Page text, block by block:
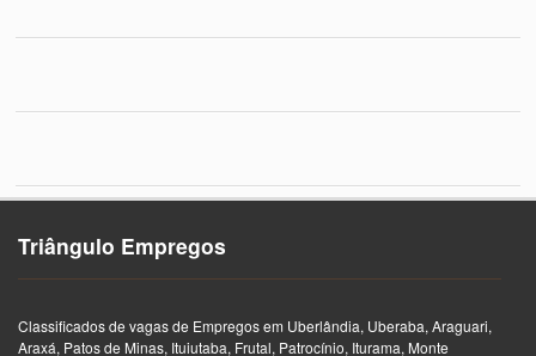
Triângulo Empregos
Classificados de vagas de Empregos em Uberlândia, Uberaba, Araguari,
Araxá, Patos de Minas, Ituiutaba, Frutal, Patrocínio, Iturama, Monte